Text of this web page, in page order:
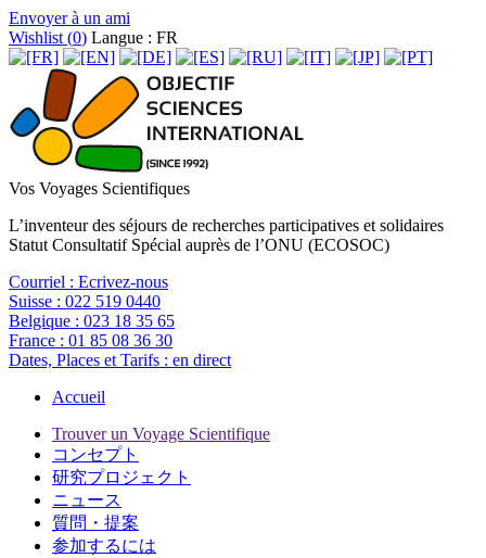
Envoyer à un ami
Wishlist (0) Langue : FR
Vos Voyages Scientifiques
L’inventeur des séjours de recherches participatives et solidaires
Statut Consultatif Spécial auprès de l’ONU (ECOSOC)
Courriel : Ecrivez-nous
Suisse : 022 519 0440
Belgique : 023 18 35 65
France : 01 85 08 36 30
Dates, Places et Tarifs : en direct
Accueil
Trouver un Voyage Scientifique
コンセプト
研究プロジェクト
ニュース
質問・提案
参加するには